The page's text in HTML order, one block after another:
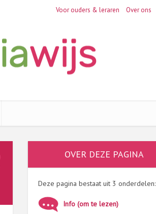
Voor ouders & leraren Over ons
OVER DEZE PAGINA
Deze pagina bestaat uit 3 onderdelen:
Info (om te lezen)